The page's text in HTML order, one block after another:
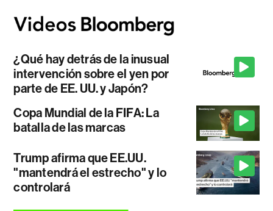
¿Qué hay detrás de la inusual
intervención sobre el yen por
parte de EE. UU. y Japón?
Copa Mundial de la FIFA: La
batalla de las marcas
Trump afirma que EE.UU.
"mantendrá el estrecho" y lo
controlará